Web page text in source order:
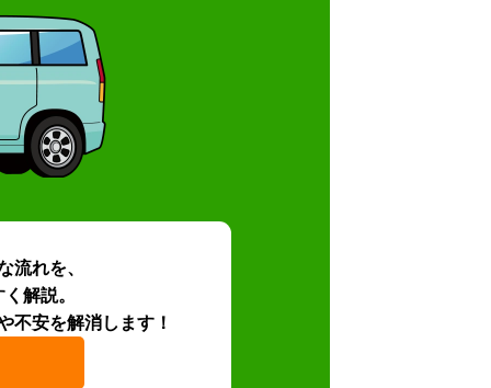
流れを、
解説。
不安を解消します！